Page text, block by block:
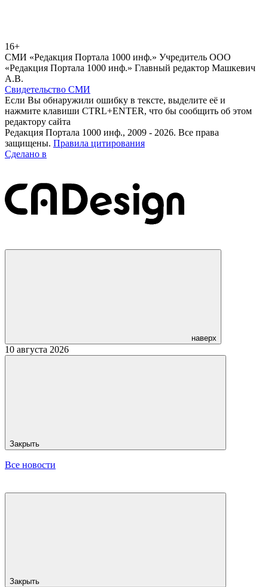
16+
СМИ «Редакция Портала 1000 инф.» Учредитель ООО
«Редакция Портала 1000 инф.» Главный редактор Машкевич
А.В.
Свидетельство СМИ
Если Вы обнаружили ошибку в тексте, выделите её и
нажмите клавиши CTRL+ENTER, что бы сообщить об этом
редактору сайта
Редакция Портала 1000 инф., 2009 - 2026. Все права
защищены. Правила цитирования
Сделано в
наверх
10 августа 2026
Закрыть
Все новости
Закрыть